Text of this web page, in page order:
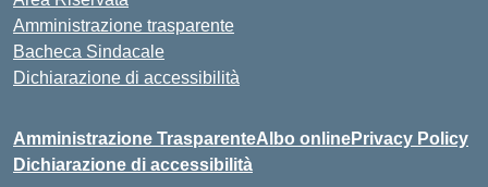
Amministrazione trasparente
Bacheca Sindacale
Dichiarazione di accessibilità
Amministrazione TrasparenteAlbo onlinePrivacy Policy
Dichiarazione di accessibilità